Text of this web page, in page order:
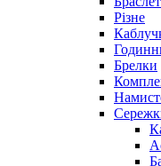
Різне
Брелки